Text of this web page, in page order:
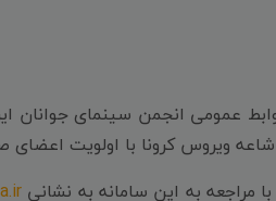
عمومی انجمن سینمای
ویروس کرونا با اولویت
مراجعه به این سامانه به نشانی